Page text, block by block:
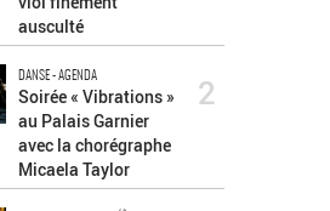
ausculté
DANSE - AGENDA
Soirée « Vibrations »
au Palais Garnier
avec la chorégraphe
Micaela Taylor
2